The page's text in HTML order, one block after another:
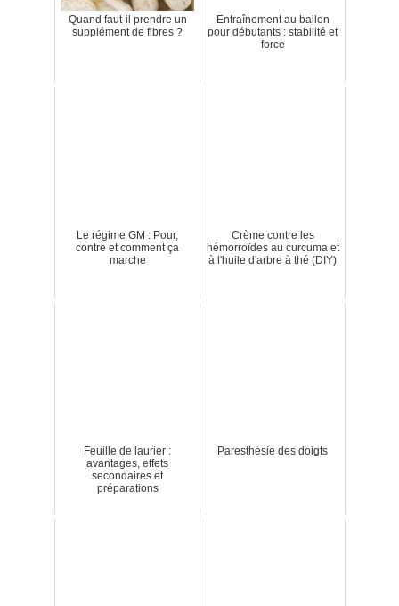
Quand faut-il prendre un
supplément de fibres ?
Entraînement au ballon
pour débutants : stabilité et
force
Le régime GM : Pour,
contre et comment ça
marche
Crème contre les
hémorroïdes au curcuma et
à l'huile d'arbre à thé (DIY)
Feuille de laurier :
avantages, effets
secondaires et
préparations
Paresthésie des doigts